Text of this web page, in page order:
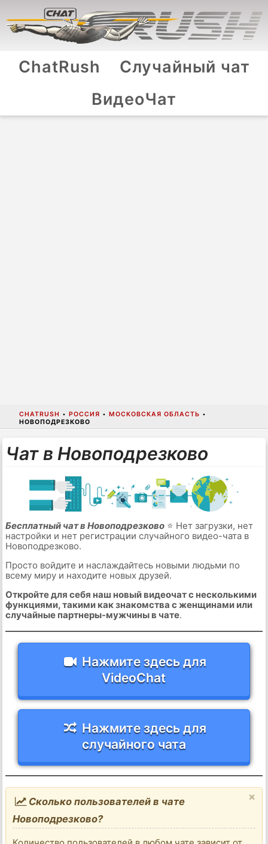
ChatRush
Случайный чат
ВидеоЧат
CHATRUSH • РОССИЯ • МОСКОВСКАЯ ОБЛАСТЬ •
НОВОПОДРЕЗКОВО
Чат в Новоподрезково
Бесплатный чат в Новоподрезково⭐ Нет загрузки, нет
настройки и нет регистрации случайного видео-чата в
Новоподрезково.
Просто войдите и наслаждайтесь новыми людьми по
всему миру и находите новых друзей.
Откройте для себя наш новый видеочат с несколькими
функциями, такими как знакомства с женщинами или
случайные партнеры-мужчины в чате.
Нажмите здесь для
VideoChat
Нажмите здесь для
случайного чата
×
Сколько пользователей в чате
Новоподрезково?